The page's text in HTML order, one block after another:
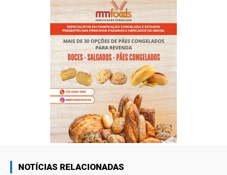
NOTÍCIAS RELACIONADAS